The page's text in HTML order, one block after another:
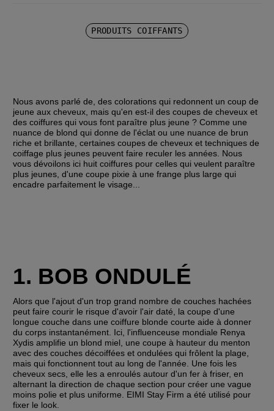
PRODUITS COIFFANTS
Nous avons parlé de, des colorations qui redonnent un coup de
jeune aux cheveux, mais qu'en est-il des coupes de cheveux et
des coiffures qui vous font paraître plus jeune ? Comme une
nuance de blond qui donne de l'éclat ou une nuance de brun
riche et brillante, certaines coupes de cheveux et techniques de
coiffage plus jeunes peuvent faire reculer les années. Nous
vous dévoilons ici huit coiffures pour celles qui veulent paraître
plus jeunes, d'une coupe pixie à une frange plus large qui
encadre parfaitement le visage...
1. BOB ONDULÉ
Alors que l'ajout d'un trop grand nombre de couches hachées
peut faire courir le risque d'avoir l'air daté, la coupe d'une
longue couche dans une coiffure blonde courte aide à donner
du corps instantanément. Ici, l'influenceuse mondiale Renya
Xydis amplifie un blond miel, une coupe à hauteur du menton
avec des couches décoiffées et ondulées qui frôlent la plage,
mais qui fonctionnent tout au long de l'année. Une fois les
cheveux secs, elle les a enroulés autour d'un fer à friser, en
alternant la direction de chaque section pour créer une vague
moins polie et plus uniforme. EIMI Stay Firm a été utilisé pour
fixer le look.